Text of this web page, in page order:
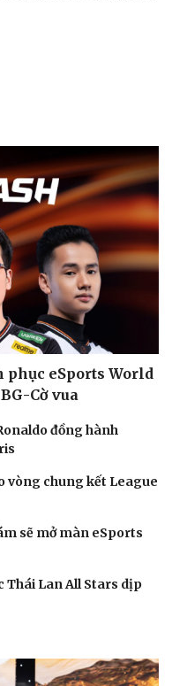
trí
phục eSports World
Cờ vua
đồng hành
vòng chung kết League
sẽ mở màn eSports
Thái Lan All Stars dịp